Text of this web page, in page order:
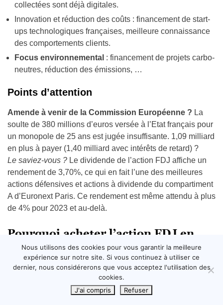
collectées sont déjà digitales.
Innovation et réduction des coûts : financement de start-
ups technologiques françaises, meilleure connaissance
des comportements clients.
Focus environnemental : financement de projets carbo-
neutres, réduction des émissions, …
Points d’attention
Amende à venir de la Commission Européenne ? La
soulte de 380 millions d’euros versée à l’Etat français pour
un monopole de 25 ans est jugée insuffisante. 1,09 milliard
en plus à payer (1,40 milliard avec intérêts de retard) ?
Le saviez-vous ? Le dividende de l’action FDJ affiche un
rendement de 3,70%, ce qui en fait l’une des meilleures
actions défensives et actions à dividende du compartiment
A d’Euronext Paris. Ce rendement est même attendu à plus
de 4% pour 2023 et au-delà.
Pourquoi acheter l’action FDJ en
2026 ?
L’action FDJ rentre clairement dans la catégorie des
». C’est le surnom donné à une action
cotée que l'on pense être fiable, en excellente santé
Nous utilisons des cookies pour vous garantir la meilleure
expérience sur notre site. Si vous continuez à utiliser ce
dernier, nous considérerons que vous acceptez l'utilisation des
cookies.
J'ai compris
Refuser